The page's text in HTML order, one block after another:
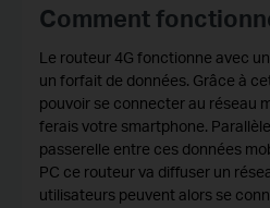
Comment
Le routeur 4G fonctionne avec
un forfait de données. Grâce à
pouvoir se connecter au réseau
ferais votre smartphone.
passerelle entre ces données
PC ce routeur va diffuser un
utilisateurs peuvent alors se